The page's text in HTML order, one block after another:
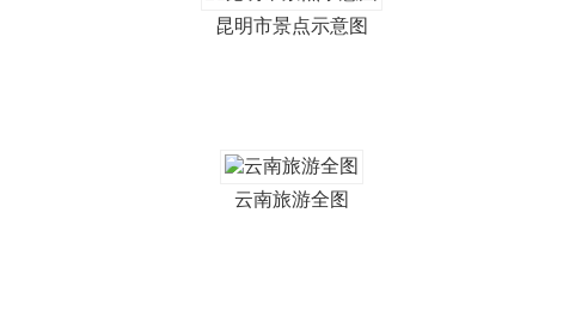
昆明市景点示意图
云南旅游全图